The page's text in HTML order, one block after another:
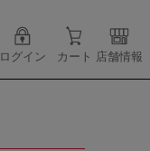
ログイン カート 店舗情報